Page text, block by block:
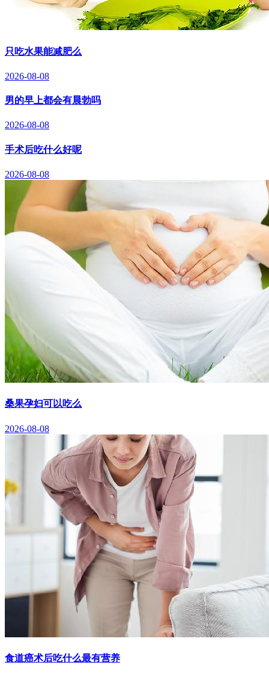
只吃水果能减肥么
2026-08-08
男的早上都会有晨勃吗
2026-08-08
手术后吃什么好呢
2026-08-08
桑果孕妇可以吃么
2026-08-08
食道癌术后吃什么最有营养